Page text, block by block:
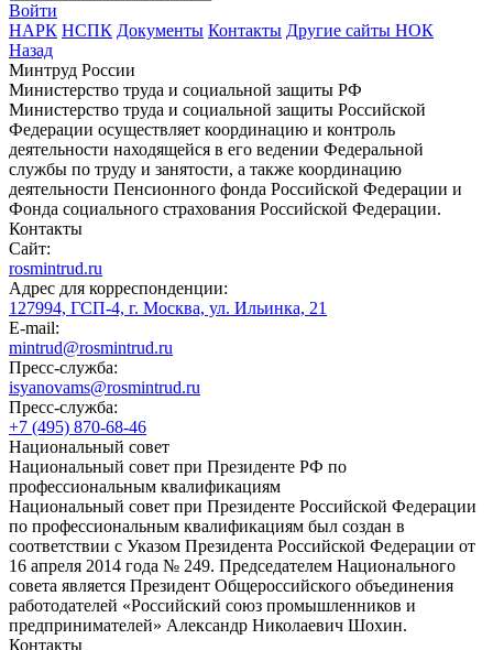
Войти
НАРК НСПК Документы Контакты Другие сайты НОК
Назад
Минтруд России
Министерство труда и социальной защиты РФ
Министерство труда и социальной защиты Российской
Федерации осуществляет координацию и контроль
деятельности находящейся в его ведении Федеральной
службы по труду и занятости, а также координацию
деятельности Пенсионного фонда Российской Федерации и
Фонда социального страхования Российской Федерации.
Контакты
Сайт:
rosmintrud.ru
Адрес для корреспонденции:
127994, ГСП-4, г. Москва, ул. Ильинка, 21
E-mail:
mintrud@rosmintrud.ru
Пресс-служба:
isyanovams@rosmintrud.ru
Пресс-служба:
+7 (495) 870-68-46
Национальный совет
Национальный совет при Президенте РФ по
профессиональным квалификациям
Национальный совет при Президенте Российской Федерации
по профессиональным квалификациям был создан в
соответствии с Указом Президента Российской Федерации от
16 апреля 2014 года № 249. Председателем Национального
совета является Президент Общероссийского объединения
работодателей «Российский союз промышленников и
предпринимателей» Александр Николаевич Шохин.
Контакты